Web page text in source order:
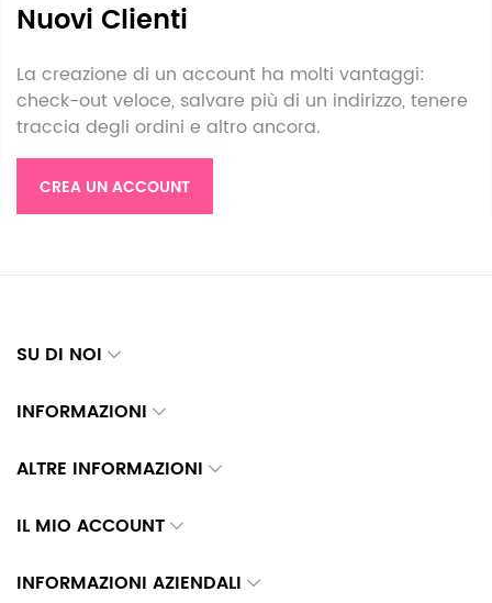
Nuovi Clienti
La creazione di un account ha molti vantaggi:
check-out veloce, salvare più di un indirizzo, tenere
traccia degli ordini e altro ancora.
CREA UN ACCOUNT
SU DI NOI
INFORMAZIONI
ALTRE INFORMAZIONI
IL MIO ACCOUNT
INFORMAZIONI AZIENDALI